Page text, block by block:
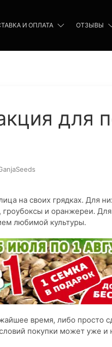
И ОПЛАТА ОТЗЫВЫ
для
на своих грядках. Для
и оранжереи. Для
любимой культуры.
время, либо просто
покупки может уже и